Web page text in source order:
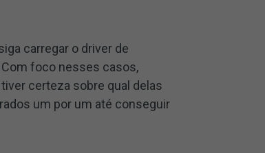
carregar o driver de
foco nesses casos,
certeza sobre qual delas
um por um até conseguir